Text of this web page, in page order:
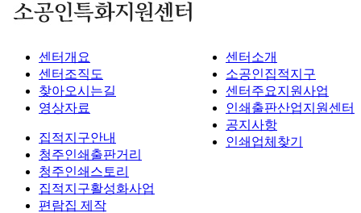
센터소개
소공인집적지구
센터주요지원사업
인쇄출판산업지원센터
공지사항
인쇄업체찾기
센터개요
센터조직도
찾아오시는길
영상자료
집적지구안내
청주인쇄출판거리
청주인쇄스토리
집적지구활성화사업
편람집 제작